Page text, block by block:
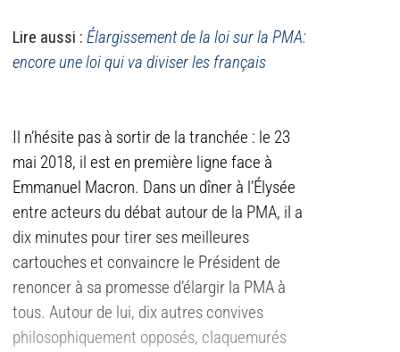
Lire aussi : Élargissement de la loi sur la PMA:
encore une loi qui va diviser les français
Il n’hésite pas à sortir de la tranchée : le 23
mai 2018, il est en première ligne face à
Emmanuel Macron. Dans un dîner à l’Élysée
entre acteurs du débat autour de la PMA, il a
dix minutes pour tirer ses meilleures
cartouches et convaincre le Président de
renoncer à sa promesse d’élargir la PMA à
tous. Autour de lui, dix autres convives
philosophiquement opposés, claquemurés